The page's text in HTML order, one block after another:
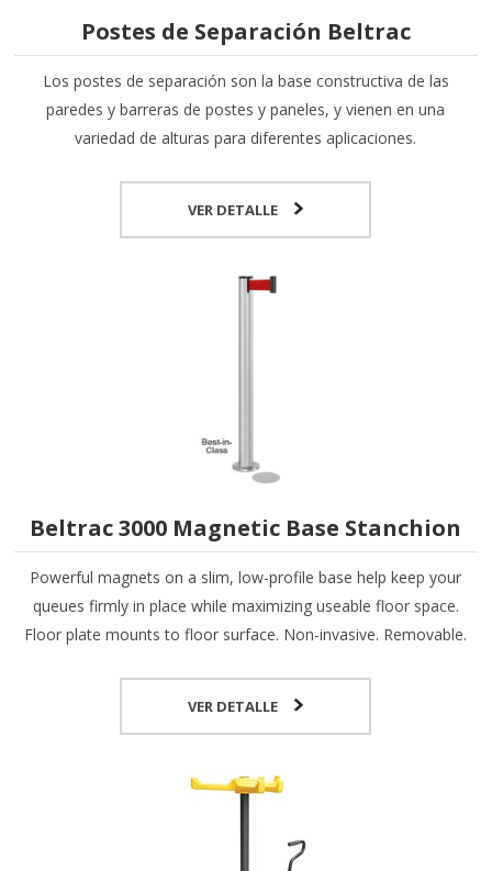
Postes de Separación Beltrac
Los postes de separación son la base constructiva de las
paredes y barreras de postes y paneles, y vienen en una
variedad de alturas para diferentes aplicaciones.
VER DETALLE
Beltrac 3000 Magnetic Base Stanchion
Powerful magnets on a slim, low-profile base help keep your
queues firmly in place while maximizing useable floor space.
Floor plate mounts to floor surface. Non-invasive. Removable.
VER DETALLE